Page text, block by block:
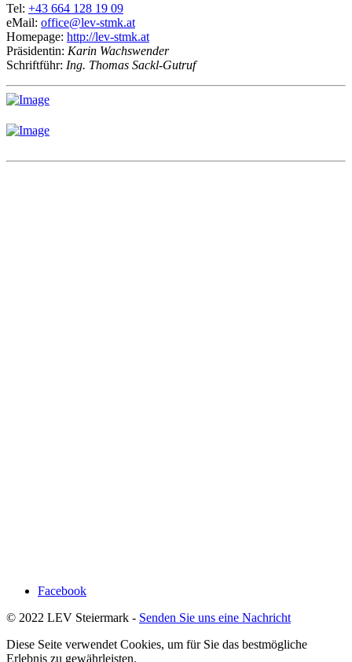
Tel: +43 664 128 19 09
eMail: office@lev-stmk.at
Homepage: http://lev-stmk.at
Präsidentin: Karin Wachswender
Schriftführ: Ing. Thomas Sackl-Gutruf
Facebook
© 2022 LEV Steiermark - Senden Sie uns eine Nachricht
Diese Seite verwendet Cookies, um für Sie das bestmögliche
Erlebnis zu gewährleisten.